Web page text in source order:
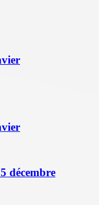
décembre